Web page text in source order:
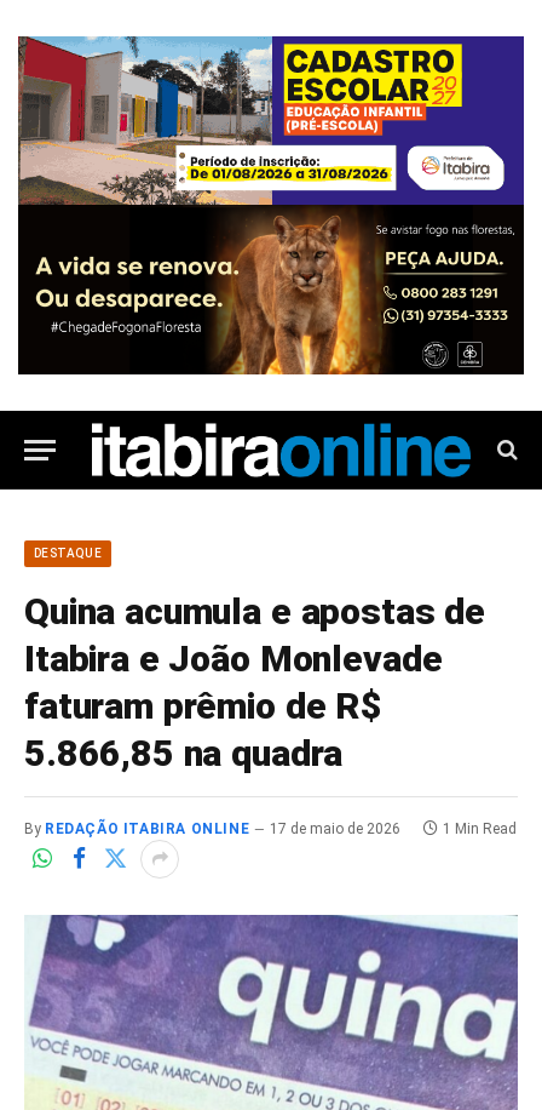
DESTAQUE
Quina acumula e apostas de
Itabira e João Monlevade
faturam prêmio de R$
5.866,85 na quadra
By REDAÇÃO ITABIRA ONLINE 17 de maio de 2026 1 Min Read